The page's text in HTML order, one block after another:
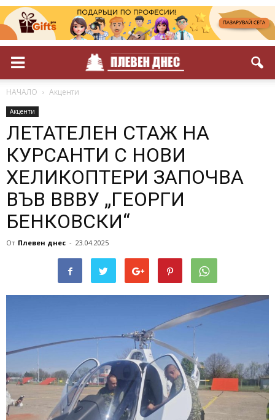
НАЧАЛО Акценти
Акценти
ЛЕТАТЕЛЕН СТАЖ НА
КУРСАНТИ С НОВИ
ХЕЛИКОПТЕРИ ЗАПОЧВА
ВЪВ ВВВУ „ГЕОРГИ
БЕНКОВСКИ“
От Плевен днес - 23.04.2025